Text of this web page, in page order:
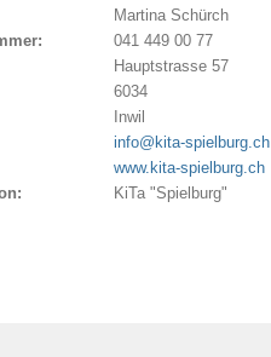
Martina Schürch
041 449 00 77
Hauptstrasse 57
6034
Inwil
info@kita-spielburg.ch
www.kita-spielburg.ch
KiTa "Spielburg"